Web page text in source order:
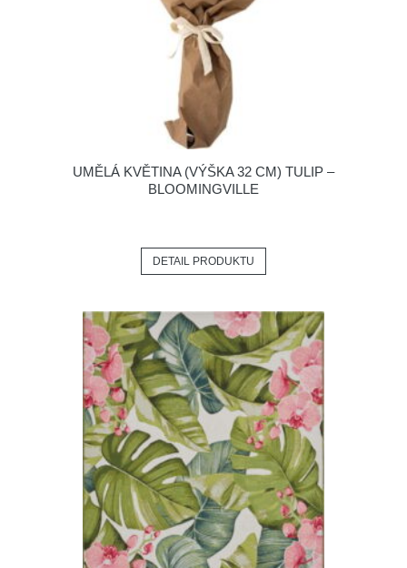
UMĚLÁ KVĚTINA (VÝŠKA 32 CM) TULIP –
BLOOMINGVILLE
DETAIL PRODUKTU